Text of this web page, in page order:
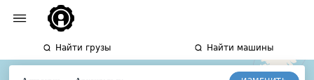
Найти грузы Найти машины